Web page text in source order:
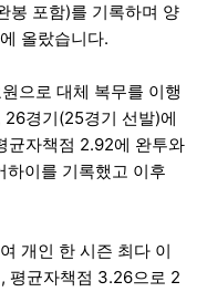
봉 포함)를 기록하며 양
올랐습니다.
으로 대체 복무를 이행
경기(25경기 선발)에
균자책점 2.92에 완투와
하이를 기록했고 이후
개인 한 시즌 최다 이
평균자책점 3.26으로 2